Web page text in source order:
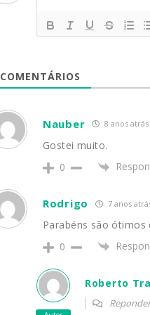
COMENTÁRIOS
Nauber 8 anos atrás
Gostei muito.
0
Rodrigo 7 anos
Parabéns são ótimos
0
Roberto